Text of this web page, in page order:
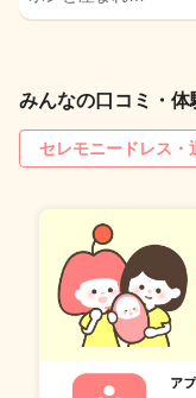
みんなの口コミ・
セレモニードレス・